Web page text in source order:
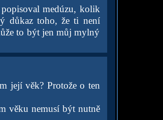
medúzu, kolik
důkaz toho, že ti není
to být jen můj mylný
její věk? Protože o ten
věku nemusí být nutně